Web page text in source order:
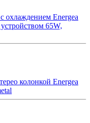
охлаждением Energea
65W,
колонкой Energea